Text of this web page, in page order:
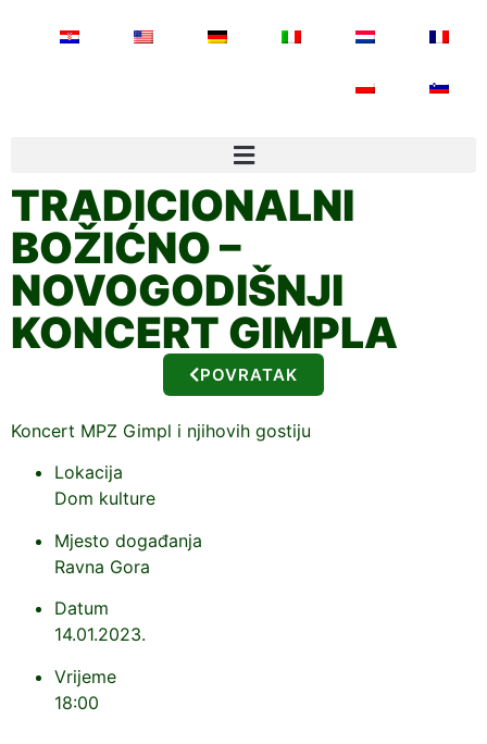
TRADICIONALNI
BOŽIĆNO –
NOVOGODIŠNJI
KONCERT GIMPLA
POVRATAK
Koncert MPZ Gimpl i njihovih gostiju
Lokacija
Dom kulture
Mjesto događanja
Ravna Gora
Datum
14.01.2023.
Vrijeme
18:00